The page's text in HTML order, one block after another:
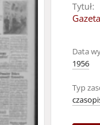
Tytuł:
Data
1956
Typ